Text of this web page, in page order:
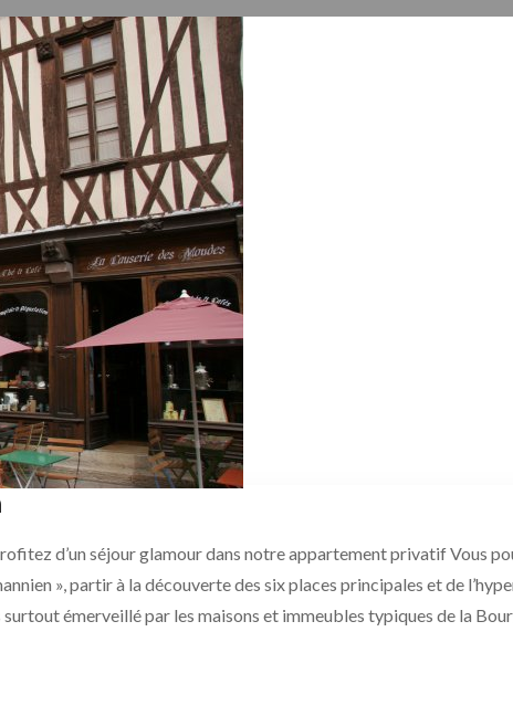
d’un séjour glamour dans notre appartement privatif Vous
», partir à la découverte des six places principales et de
émerveillé par les maisons et immeubles typiques de la